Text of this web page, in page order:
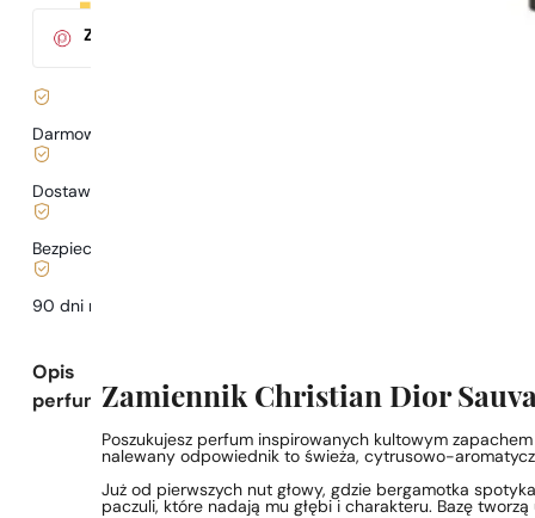
Za zakup tego produktu
Darmowa dostawa już
Dostawa już
Bezpieczne zakupy i płatności
90 dni na
Opis
perfum Zamiennik Christian Dior
Poszukujesz perfum inspirowanych kultowym
nalewany odpowiednik to świeża, cytrusowo-
Już od pierwszych nut głowy, gdzie bergamotka
paczuli, które nadają mu głębi i charakteru. Bazę